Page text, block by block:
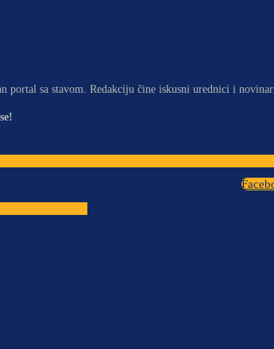
portal sa stavom. Redakciju čine iskusni urednici i